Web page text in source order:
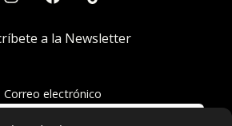
a la Newsletter
Correo electrónico